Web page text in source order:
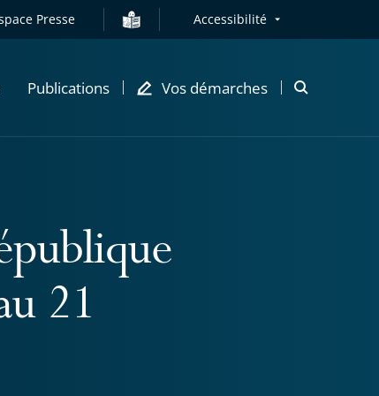
Presse Accessibilité
Publications Vos démarches
Ouvrir
21